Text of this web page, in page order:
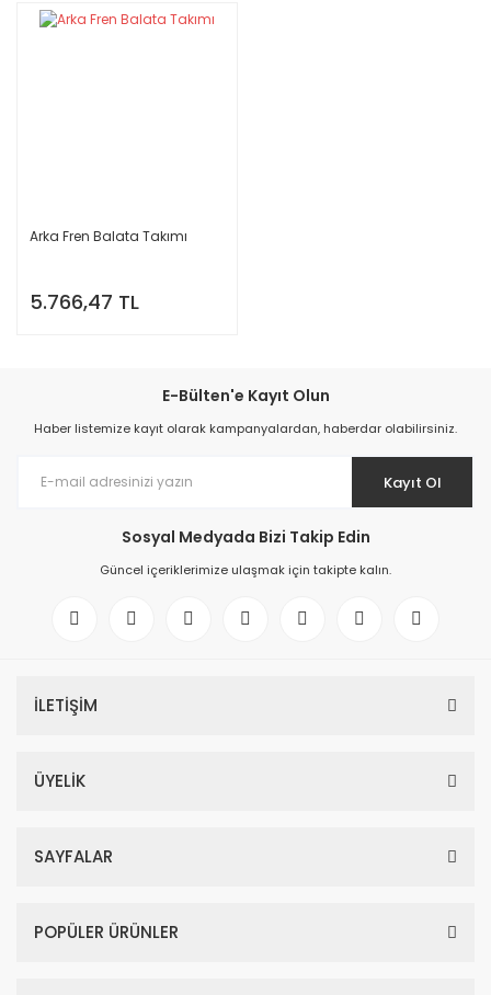
Arka Fren Balata Takımı
5.766,47 TL
E-Bülten'e Kayıt Olun
Haber listemize kayıt olarak kampanyalardan, haberdar olabilirsiniz.
Kayıt Ol
Sosyal Medyada Bizi Takip Edin
Güncel içeriklerimize ulaşmak için takipte kalın.
İLETİŞİM
ÜYELİK
SAYFALAR
POPÜLER ÜRÜNLER